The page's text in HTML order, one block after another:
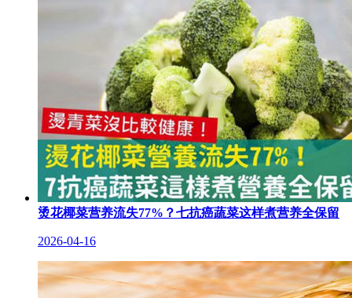
烫花椰菜营养流失77%？七抗癌蔬菜这样煮营养全保留
2026-04-16